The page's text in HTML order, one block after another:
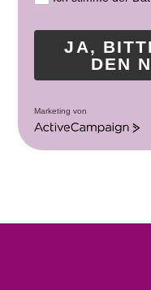
JA,
DEN
Marketing von
A